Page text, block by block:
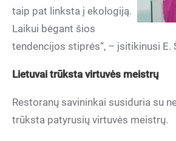
taip pat linksta į ekologiją.
Laikui bėgant šios
tendencijos stiprės“, – įsitikinusi E.
Lietuvai trūksta virtuvės meistrų
Restoranų savininkai susiduria su
trūksta patyrusių virtuvės meistrų.